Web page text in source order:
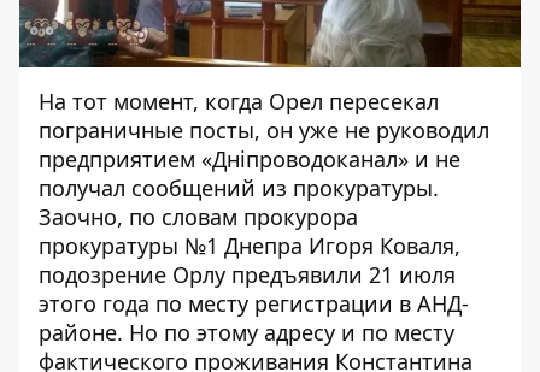
На тот момент, когда Орел пересекал
пограничные посты, он уже не руководил
предприятием «Дніпроводоканал» и не
получал сообщений из прокуратуры.
Заочно, по словам прокурора
прокуратуры №1 Днепра Игоря Коваля,
подозрение Орлу предъявили 21 июля
этого года по месту регистрации в АНД-
районе. Но по этому адресу и по месту
фактического проживания Константина